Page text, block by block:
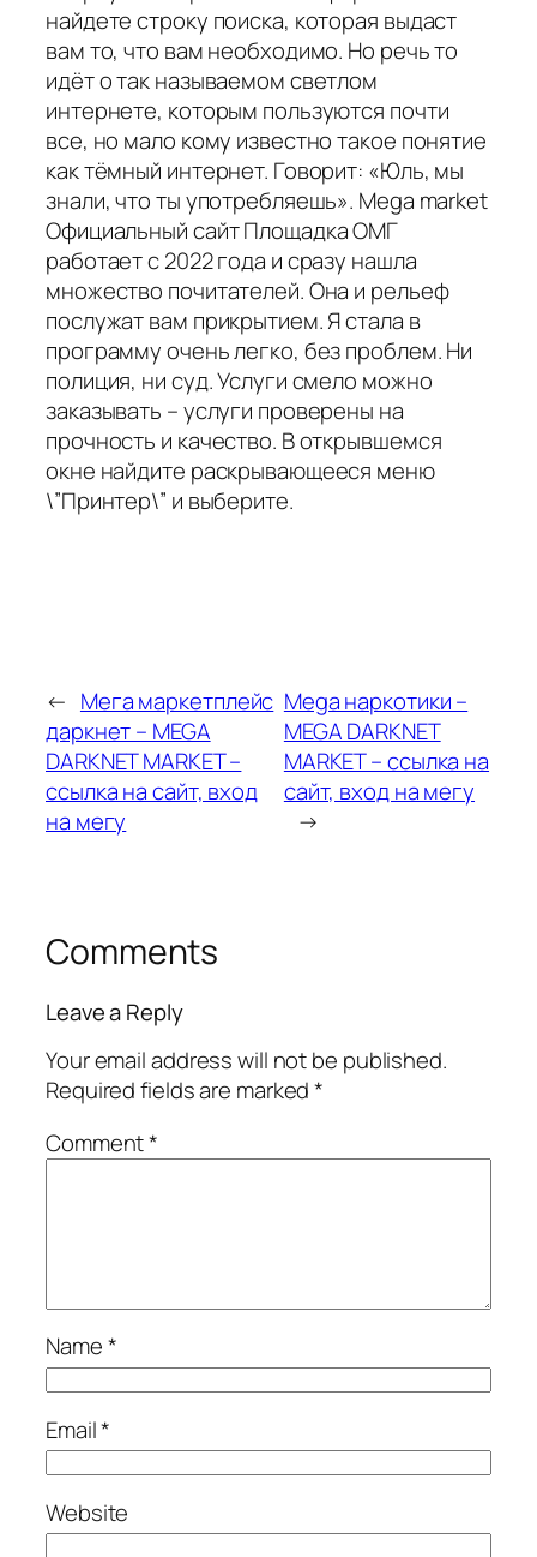
найдете строку поиска, которая выдаст
вам то, что вам необходимо. Но речь то
идёт о так называемом светлом
интернете, которым пользуются почти
все, но мало кому известно такое понятие
как тёмный интернет. Говорит: «Юль, мы
знали, что ты употребляешь». Mega market
Официальный сайт Площадка ОМГ
работает с 2022 года и сразу нашла
множество почитателей. Она и рельеф
послужат вам прикрытием. Я стала в
программу очень легко, без проблем. Ни
полиция, ни суд. Услуги смело можно
заказывать – услуги проверены на
прочность и качество. В открывшемся
окне найдите раскрывающееся меню
\”Принтер\” и выберите.
← Мега маркетплейс
даркнет – MEGA
DARKNET MARKET –
ссылка на сайт, вход
на мегу
Mega наркотики –
MEGA DARKNET
MARKET – ссылка на
сайт, вход на мегу
→
Comments
Leave a Reply
Your email address will not be published.
Required fields are marked*
Comment*
Name*
Email*
Website